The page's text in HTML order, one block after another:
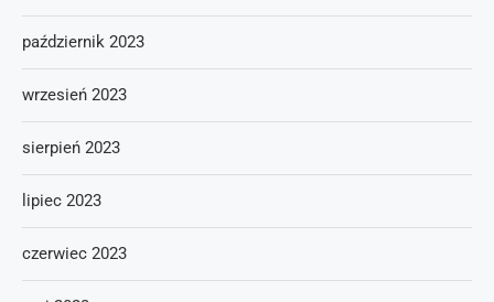
październik 2023
wrzesień 2023
sierpień 2023
lipiec 2023
czerwiec 2023